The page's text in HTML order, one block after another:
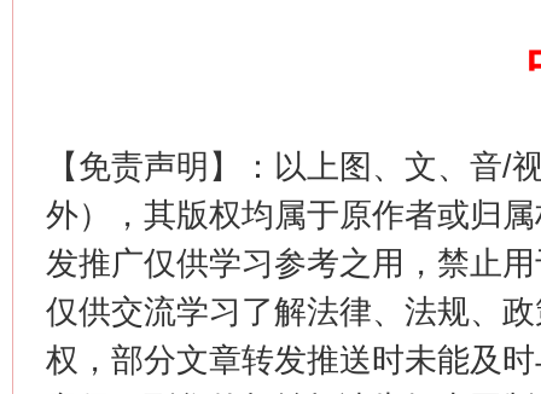
【免责声明】：以上图、文、音/
外），其版权均属于原作者或归
发推广仅供学习参考之用，禁止
仅供交流学习了解法律、法规、
权，部分文章转发推送时未能及
这是一记警钟！ 谢